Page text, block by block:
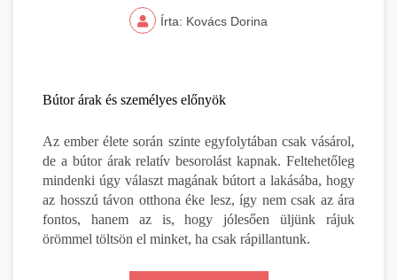
Írta: Kovács Dorina
Bútor árak és személyes előnyök
Az ember élete során szinte egyfolytában csak vásárol,
de a bútor árak relatív besorolást kapnak. Feltehetőleg
mindenki úgy választ magának bútort a lakásába, hogy
az hosszú távon otthona éke lesz, így nem csak az ára
fontos, hanem az is, hogy jólesően üljünk rájuk
örömmel töltsön el minket, ha csak rápillantunk.